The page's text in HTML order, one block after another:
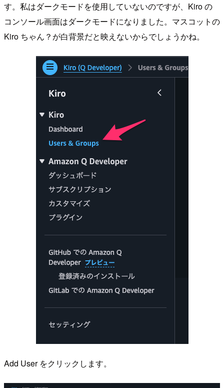
す。私はダークモードを使用していないのですが、Kiro の
コンソール画面はダークモードになりました。マスコットの
Kiro ちゃん？が白背景だと映えないからでしょうかね。
Add User をクリックします。